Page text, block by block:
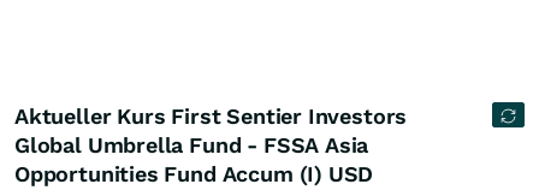
Aktueller Kurs First Sentier Investors
Global Umbrella Fund - FSSA Asia
Opportunities Fund Accum (I) USD